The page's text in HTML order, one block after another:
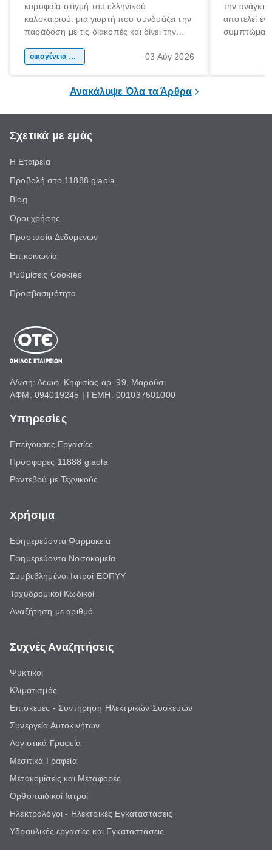
κορυφαία στιγμή του ελληνικού
καλοκαιριού: μια γιορτή που συνδυάζει την
παράδοση με τις διακοπές και δίνει την
χώρας. Είτε πρόκειται για λίγες μέρες
οικογένεια & παιδί 03 Αύγ 2026
την ανάγκη
αποτελεί
Ανακάλυψε Όλα τα Άρθρα
Σχετικά με εμάς
Η Εταιρεία
Προβολή στο 11888 giaola
Blog
Όροι χρήσης
Προστασία Δεδομένων
Επικοινωνία
Ρυθμίσεις Cookies
Προσβασιμότητα
Δ/νση: Λεωφ. Κηφισίας αρ. 99, Μαρούσι
ΑΦΜ: 094019245 | ΓΕΜΗ: 001037501000
Υπηρεσίες
Επείγουσες Εργασίες
Προσφορές 11888 giaola
Ραντεβού με Τεχνικούς
Χρήσιμα
Εφημερεύοντα Φαρμακεία
Εφημερεύοντα Νοσοκομεία
Συμβεβλημένοι Ιατροί ΕΟΠΥΥ
Ταχυδρομικοί Κωδικοί
Αναζήτηση με αριθμό
Συχνές Αναζητήσεις
Ψυκτικοί
Κλιματισμός
Επισκευές - Συντήρηση Ηλεκτρικών Συσκευών
Συνεργεία Αυτοκινήτων
Λογιστικά Γραφεία
Μεσιτικά Γραφεία
Μετακομίσεις και Μεταφορές
Ορθοπαιδικοί Ιατροί
Ηλεκτρολόγοι - Ηλεκτρικές Εγκαταστάσεις
Υδραυλικές εργασίες και Εγκαταστάσεις